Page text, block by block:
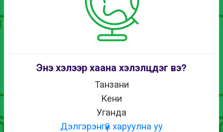
Энэ хэлээр хаана хэлэлцдэг вэ?
Танзани
Кени
Уганда
Дэлгэрэнгүй харуулна уу